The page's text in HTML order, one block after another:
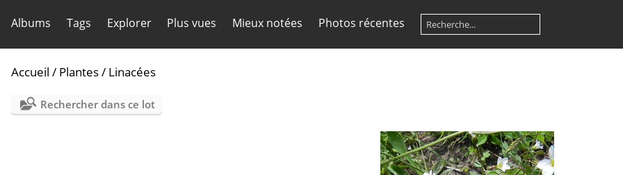
Albums Tags Explorer Plus vues Mieux notées Photos récentes
Accueil / Plantes/ Linacées
Rechercher dans ce lot